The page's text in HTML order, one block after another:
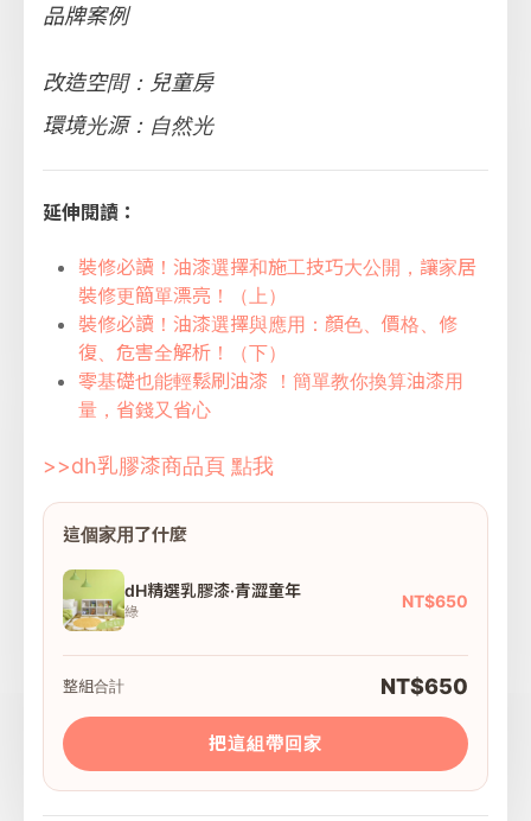
品牌案例
改造空間：兒童房
環境光源：自然光
延伸閱讀：
裝修必讀！油漆選擇和施工技巧大公開，讓家居
裝修更簡單漂亮！（上）
裝修必讀！油漆選擇與應用：顏色、價格、修
復、危害全解析！（下）
零基礎也能輕鬆刷油漆 ！簡單教你換算油漆用
量，省錢又省心
>>dh乳膠漆商品頁 點我
這個家用了什麼
dH精選乳膠漆·青澀童年
綠
NT$650
整組合計 NT$650
把這組帶回家